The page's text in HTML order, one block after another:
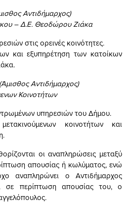
Αντιδήμαρχος)
– Δ.Ε. Θεοδώρου Ζιάκα
στις ορεινές κοινότητες.
και εξυπηρέτηση των κατοίκων
(Άμισθος Αντιδήμαρχος)
Κοινοτήτων
υπηρεσιών του Δήμου.
κοινοτήτων και
οι αναπληρώσεις μεταξύ
απουσίας ή κωλύματος, ενώ
αναπληρώνει ο Αντιδήμαρχος
σε περίπτωση απουσίας του, ο